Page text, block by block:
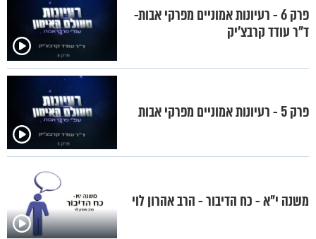
פרק 6 - רעיונות אמוניים מפרקי אבות-
ד"ר עודד קרבצ'יק
פרק 5 - רעיונות אמוניים מפרקי אבות
משנה י"א - כח הדיבור - הרב אהרון לוי